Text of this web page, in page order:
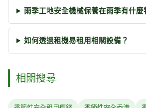
雨季工地安全機械保養在雨季有什麼
如何透過租機易租用相關設備？
相關搜尋